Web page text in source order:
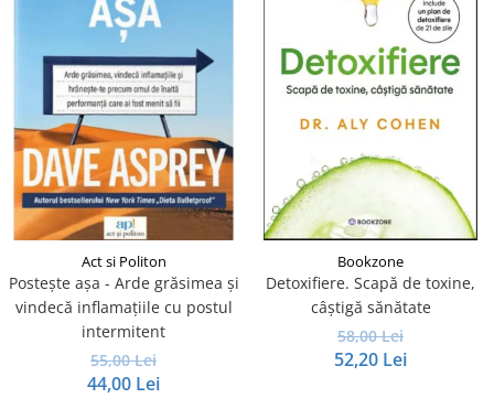
Act si Politon
Postește așa - Arde grăsimea și
vindecă inflamațiile cu postul
intermitent
55,00 Lei
44,00 Lei
Bookzone
Detoxifiere. Scapă de toxine,
câștigă sănătate
58,00 Lei
52,20 Lei